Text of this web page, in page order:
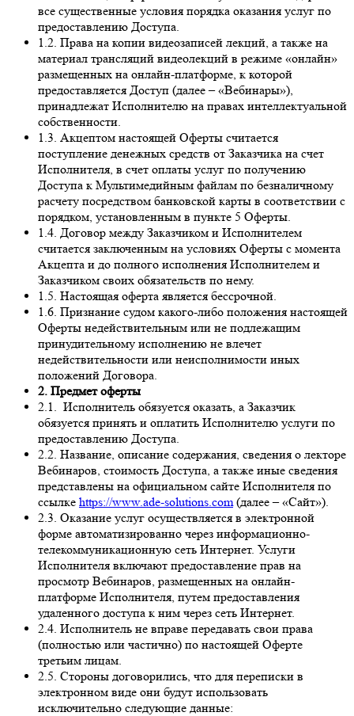
все существенные условия порядка оказания услуг по
предоставлению Доступа.
1.2. Права на копии видеозаписей лекций, а также на
материал трансляций видеолекций в режиме «онлайн»
размещенных на онлайн-платформе, к которой
предоставляется Доступ (далее – «Вебинары»),
принадлежат Исполнителю на правах интеллектуальной
собственности.
1.3. Акцептом настоящей Оферты считается
поступление денежных средств от Заказчика на счет
Исполнителя, в счет оплаты услуг по получению
Доступа к Мультимедийным файлам по безналичному
расчету посредством банковской карты в соответствии с
порядком, установленным в пункте 5 Оферты.
1.4. Договор между Заказчиком и Исполнителем
считается заключенным на условиях Оферты с момента
Акцепта и до полного исполнения Исполнителем и
Заказчиком своих обязательств по нему.
1.5. Настоящая оферта является бессрочной.
1.6. Признание судом какого-либо положения настоящей
Оферты недействительным или не подлежащим
принудительному исполнению не влечет
недействительности или неисполнимости иных
положений Договора.
2. Предмет оферты
2.1. Исполнитель обязуется оказать, а Заказчик
обязуется принять и оплатить Исполнителю услуги по
предоставлению Доступа.
2.2. Название, описание содержания, сведения о лекторе
Вебинаров, стоимость Доступа, а также иные сведения
представлены на официальном сайте Исполнителя по
ссылке https://www.ade-solutions.com(далее – «Сайт»).
2.3. Оказание услуг осуществляется в электронной
форме автоматизированно через информационно-
телекоммуникационную сеть Интернет. Услуги
Исполнителя включают предоставление прав на
просмотр Вебинаров, размещенных на онлайн-
платформе Исполнителя, путем предоставления
удаленного доступа к ним через сеть Интернет.
2.4. Исполнитель не вправе передавать свои права
(полностью или частично) по настоящей Оферте
третьим лицам.
2.5. Стороны договорились, что для переписки в
электронном виде они будут использовать
исключительно следующие данные: